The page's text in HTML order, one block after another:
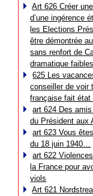
Art 626 Créer
d’une ingérence
les Elections
être démontrée
sans renfort de
dramatique
625 Les
conseiller de voir
française fait
art 624 Des
du Président aux
art 623 Vous
du 18 juin 1940…
art 622
la France pour
viols
Art 621